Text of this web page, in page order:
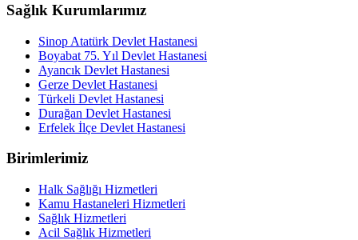
Sağlık Kurumlarımız
Sinop Atatürk Devlet Hastanesi
Boyabat 75. Yıl Devlet Hastanesi
Ayancık Devlet Hastanesi
Gerze Devlet Hastanesi
Türkeli Devlet Hastanesi
Durağan Devlet Hastanesi
Erfelek İlçe Devlet Hastanesi
Birimlerimiz
Halk Sağlığı Hizmetleri
Kamu Hastaneleri Hizmetleri
Sağlık Hizmetleri
Acil Sağlık Hizmetleri